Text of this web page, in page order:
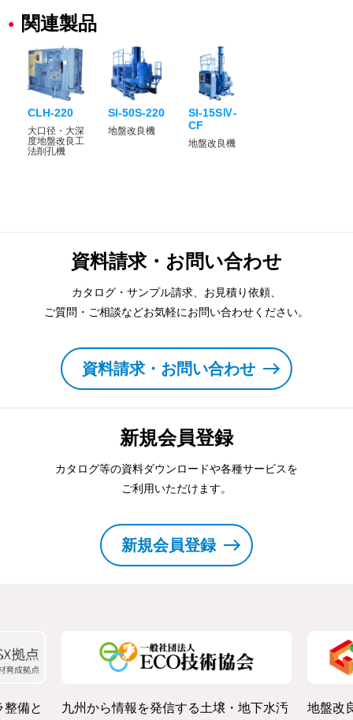
関連製品
CLH-220
大口径・大深
度地盤改良工
法削孔機
SI-50S-220
地盤改良機
SI-15SⅣ-
CF
地盤改良機
資料請求・お問い合わせ
カタログ・サンプル請求、お見積り依頼、
ご質問・ご相談などお気軽にお問い合わせください。
資料請求・お問い合わせ
新規会員登録
カタログ等の資料ダウンロードや各種サービスを
ご利用いただけます。
新規会員登録
備と
九州から情報を発信する土壌・地下水汚
地盤改